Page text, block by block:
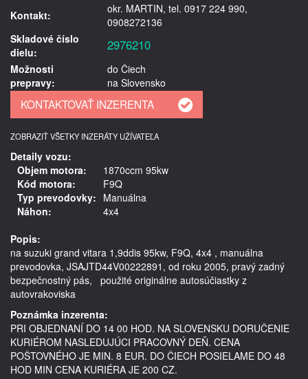
Kontakt:
okr. MARTIN, tel. 0917 224 990,
0908272136
Skladové číslo
dielu:
2976210
Možnosti
prepravy:
do Čiech
na Slovensko
ZOBRAZIŤ VŠETKY INZERÁTY UŽÍVATEĽA
Detaily vozu:
Objem motora:
1870ccm 95kw
Kód motora:
F9Q
Typ prevodovky: Manuálna
Náhon:
4x4
Popis:
na suzuki grand vitara 1,9ddis 95kw, F9Q, 4x4 , manuálna
prevodovka, JSAJTD44V00222891, od roku 2005, pravý zadný
bezpečnostný pás,   použité originálne autosúčiastky z
Poznámka inzerenta:
PRI OBJEDNANÍ DO 14 00 HOD. NA SLOVENSKU DORUČENIE
KURIÉROM NASLEDUJÚCI PRACOVNÝ DEŇ. CENA
POŠTOVNÉHO JE MIN. 8 EUR. DO ČIECH POSIELAME DO 48
HOD MIN CENA KURIÉRA JE 200 CZ.